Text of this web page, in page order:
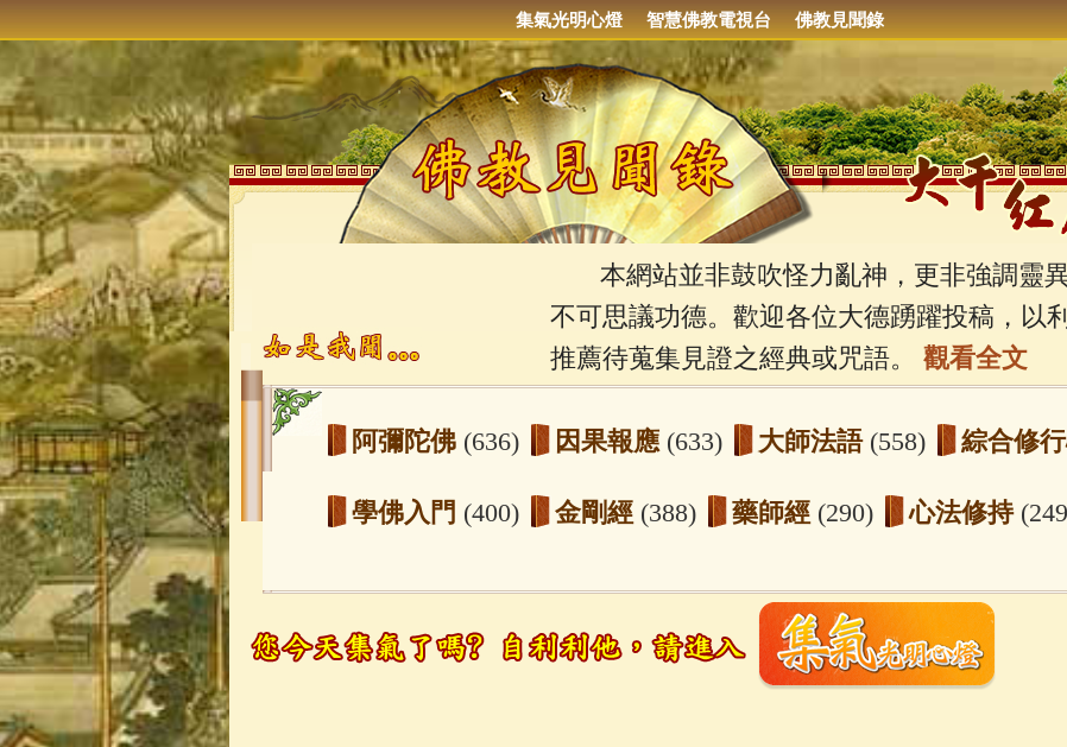
集氣光明心燈 智慧佛教電視台 佛教見聞錄
本網站並非鼓吹怪力亂神，更非強調靈
不可思議功德。歡迎各位大德踴躍投稿，以
推薦待蒐集見證之經典或咒語。 觀看全文
阿彌陀佛 (636) 因果報應 (633) 大師法語 (558) 綜合修
學佛入門 (400) 金剛經 (388) 藥師經 (290) 心法修持
玉曆寶鈔(236) 地藏經(225) 臨終助念(190) 文殊菩薩
觀世音菩薩 (147) 聖救度佛母(綠度母)(144) 動物念佛往生